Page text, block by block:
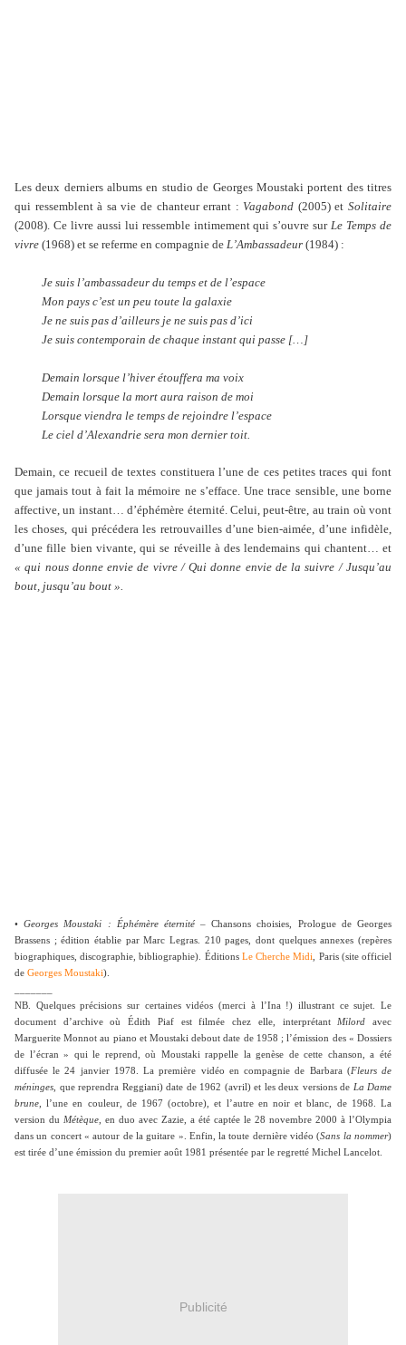
Les deux derniers albums en studio de Georges Moustaki portent des titres
qui ressemblent à sa vie de chanteur errant : Vagabond (2005) et Solitaire
(2008). Ce livre aussi lui ressemble intimement qui s’ouvre surLe Temps de
vivre (1968) et se referme en compagnie de L’Ambassadeur (1984) :
Je suis l’ambassadeur du temps et de l’espace
Mon pays c’est un peu toute la galaxie
Je ne suis pas d’ailleurs je ne suis pas d’ici
Je suis contemporain de chaque instant qui passe […]
Demain lorsque l’hiver étouffera ma voix
Demain lorsque la mort aura raison de moi
Lorsque viendra le temps de rejoindre l’espace
Le ciel d’Alexandrie sera mon dernier toit.
Demain, ce recueil de textes constituera l’une de ces petites traces qui font
que jamais tout à fait la mémoire ne s’efface. Une trace sensible, une borne
affective, un instant… d’éphémère éternité. Celui, peut-être, au train où vont
les choses, qui précédera les retrouvailles d’une bien-aimée, d’une infidèle,
d’une fille bien vivante, qui se réveille à des lendemains qui chantent… et
« qui nous donne envie de vivre / Qui donne envie de la suivre / Jusqu’au
bout, jusqu’au bout ».
•Georges Moustaki : Éphémère éternité– Chansons choisies, Prologue de Georges
Brassens ; édition établie par Marc Legras. 210 pages, dont quelques annexes (repères
biographiques, discographie, bibliographie). Éditions Le Cherche Midi
, Paris (site officiel
de Georges Moustaki).
NB. Quelques précisions sur certaines vidéos (merci à l’Ina !) illustrant ce sujet. Le
document d’archive où Édith Piaf est filmée chez elle, interprétant Milord avec
Marguerite Monnot au piano et Moustaki debout date de 1958 ; l’émission des « Dossiers
de l’écran » qui le reprend, où Moustaki rappelle la genèse de cette chanson, a été
diffusée le 24 janvier 1978. La première vidéo en compagnie de Barbara (Fleurs de
méninges , que reprendra Reggiani) date de 1962 (avril) et les deux versions de La Dame
brune , l’une en couleur, de 1967 (octobre), et l’autre en noir et blanc, de 1968. La
version du Métèque , en duo avec Zazie, a été captée le 28 novembre 2000 à l’Olympia
dans un concert « autour de la guitare ». Enfin, la toute dernière vidéo (Sans la nommer)
est tirée d’une émission du premier août 1981 présentée par le regretté Michel Lancelot.
Publicité